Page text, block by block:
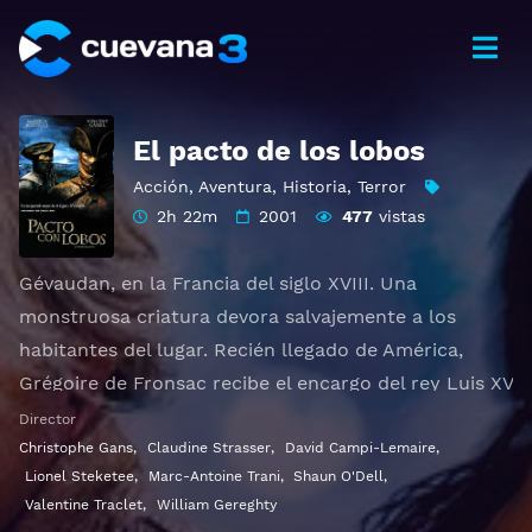
El pacto de los lobos
Acción, Aventura, Historia, Terror
2h 22m
2001 477 vistas
Gévaudan, en la Francia del siglo XVIII. Una
monstruosa criatura devora salvajemente a los
habitantes del lugar. Recién llegado de América,
Grégoire de Fronsac recibe el encargo del rey Luis XV
de identificar y encontrar a la fiera. Sin embargo
Grégorie y su misterioso hermano de sangre, un
indio llamado Mani, intentarán descubrir qué hay
detrás de estos sucesos...
Director
Christophe Gans, Claudine Strasser, David Campi-Lemaire,
Lionel Steketee, Marc-Antoine Trani, Shaun O'Dell,
Valentine Traclet, William Gereghty